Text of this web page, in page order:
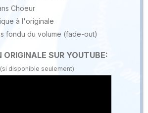
Choeur
à l'originale
fondu du volume (fade-out)
ORIGINALE SUR YOUTUBE:
(si disponible seulement)